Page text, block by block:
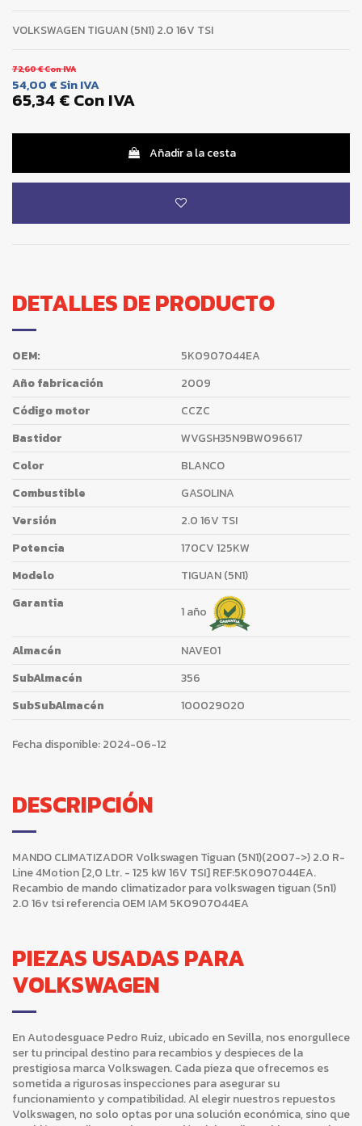
VOLKSWAGEN TIGUAN (5N1) 2.0 16V TSI
72,60 €Con IVA
54,00 € Sin IVA
65,34 €Con IVA
Añadir a la cesta
DETALLES DE PRODUCTO
OEM:
5K0907044EA
Año fabricación
2009
Código motor
CCZC
Bastidor
WVGSH35N9BW096617
Color
BLANCO
Combustible
GASOLINA
Versión
2.0 16V TSI
Potencia
170CV 125KW
Modelo
TIGUAN (5N1)
Garantia
1 año
Almacén
NAVE01
SubAlmacén
356
SubSubAlmacén
100029020
Fecha disponible:2024-06-12
DESCRIPCIÓN
MANDO CLIMATIZADOR Volkswagen Tiguan (5N1)(2007->) 2.0 R-
Line 4Motion [2,0 Ltr. - 125 kW 16V TSI] REF:5K0907044EA.
Recambio de mando climatizador para volkswagen tiguan (5n1)
2.0 16v tsi referencia OEM IAM 5K0907044EA
PIEZAS USADAS PARA
VOLKSWAGEN
En Autodesguace Pedro Ruiz, ubicado en Sevilla, nos enorgullece
ser tu principal destino para recambios y despieces de la
prestigiosa marca Volkswagen. Cada pieza que ofrecemos es
sometida a rigurosas inspecciones para asegurar su
funcionamiento y compatibilidad. Al elegir nuestros repuestos
Volkswagen, no solo optas por una solución económica, sino que